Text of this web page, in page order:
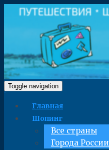
Toggle navigation
Главная
Шопинг
Все страны
Города России